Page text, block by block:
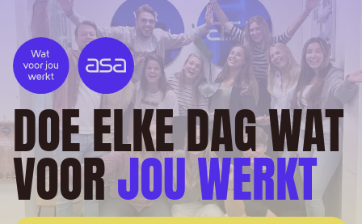
DOE ELKE DAG WAT
VOORJOU WERKT